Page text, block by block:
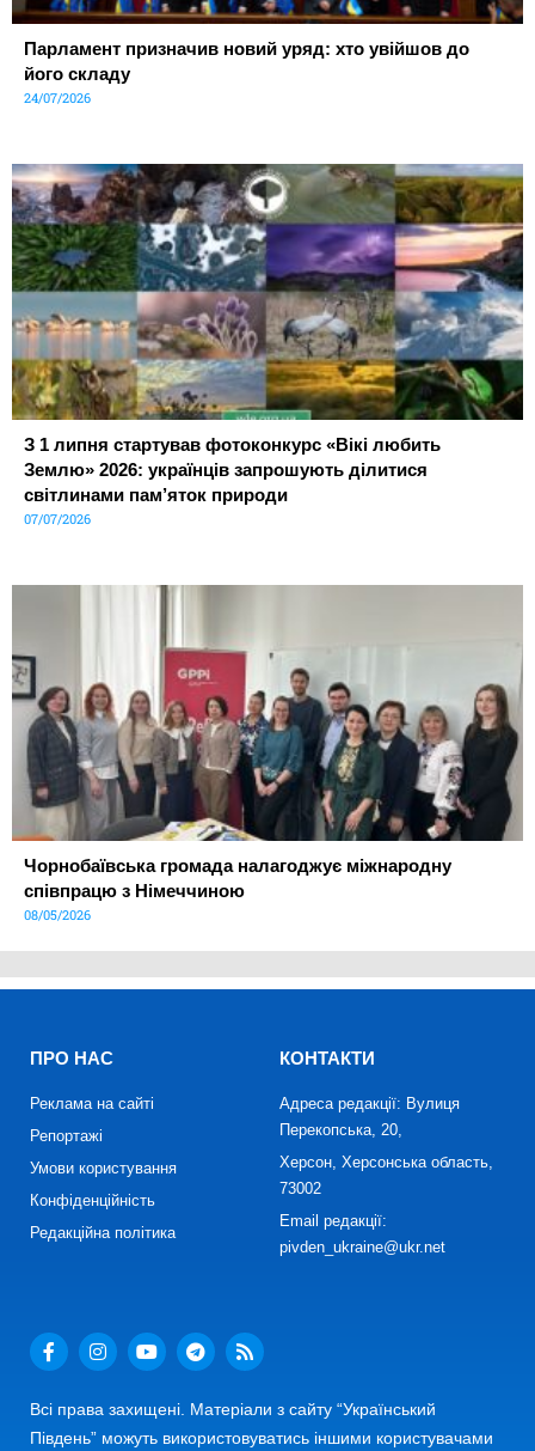
Парламент призначив новий уряд: хто увійшов до
його складу
24/07/2026
З 1 липня стартував фотоконкурс «Вікі любить
Землю» 2026: українців запрошують ділитися
світлинами пам’яток природи
07/07/2026
Чорнобаївська громада налагоджує міжнародну
співпрацю з Німеччиною
08/05/2026
ПРО НАС
Реклама на сайті
Репортажі
Умови користування
Конфіденційність
Редакційна політика
КОНТАКТИ
Адреса редакції: Вулиця
Перекопська, 20,
Херсон, Херсонська область,
73002
Email редакції:
pivden_ukraine@ukr.net
Всі права захищені. Матеріали з сайту “Український
Південь” можуть використовуватись іншими користувачами